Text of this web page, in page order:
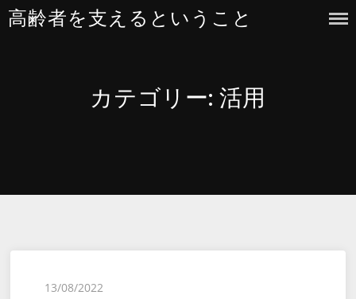
Skip
高齢者を支えるということ
カテゴリー:活用
Posted
13/08/2022